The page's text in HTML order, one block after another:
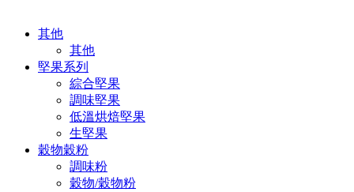
其他
其他
堅果系列
綜合堅果
調味堅果
低溫烘焙堅果
生堅果
穀物穀粉
調味粉
穀物/穀物粉